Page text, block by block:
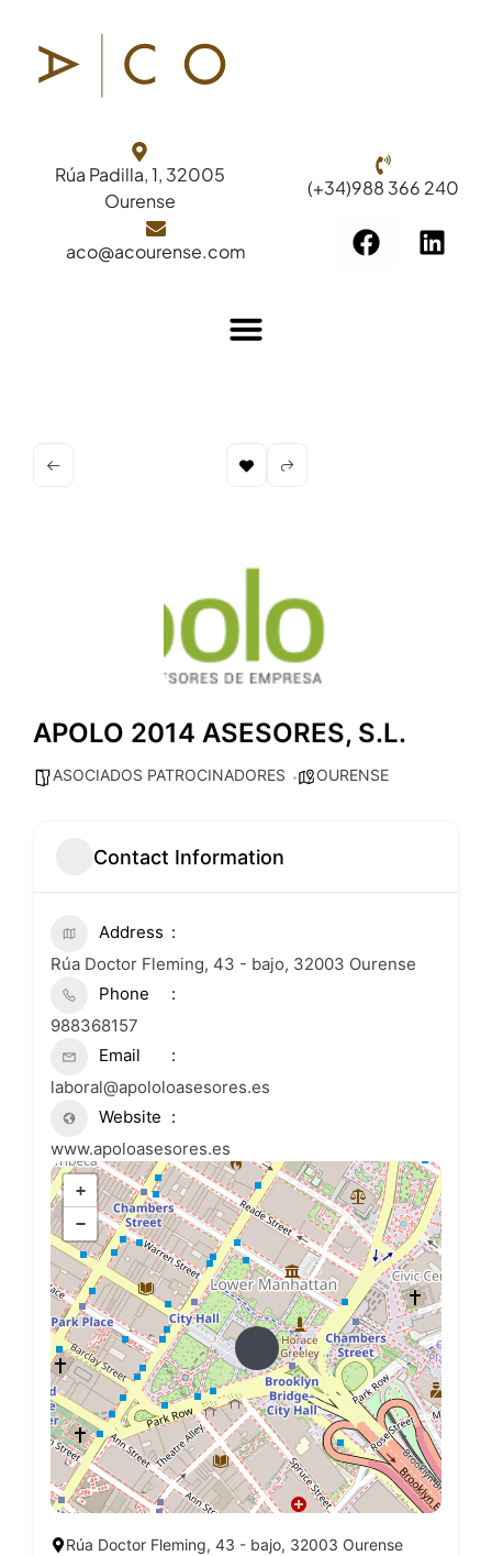
Rúa Padilla, 1, 32005
Ourense
(+34)988 366 240
aco@acourense.com
APOLO 2014 ASESORES, S.L.
ASOCIADOS PATROCINADORES OURENSE
Contact Information
Address
Rúa Doctor Fleming, 43 - bajo, 32003 Ourense
Phone
988368157
Email
laboral@apololoasesores.es
Website
www.apoloasesores.es
+
−
Rúa Doctor Fleming, 43 - bajo, 32003 Ourense